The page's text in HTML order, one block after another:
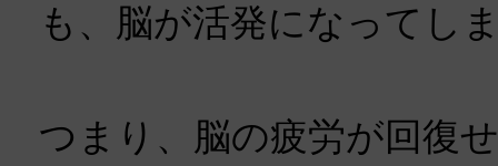
も、脳が活発になってし
つまり、脳の疲労が回復